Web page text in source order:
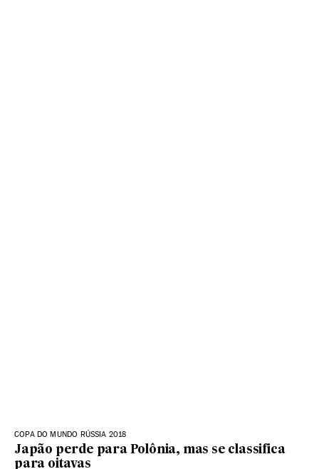
COPA DO MUNDO RÚSSIA 2018
Japão perde para Polônia, mas se classifica
para oitavas